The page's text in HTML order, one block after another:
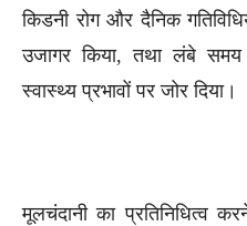
किडनी रोग और दैनिक
उजागर किया, तथा लंबे
स्वास्थ्य प्रभावों पर जोर दिया।
मूलचंदानी का प्रतिनिधित्व